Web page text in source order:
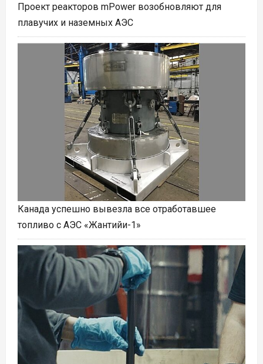
Проект реакторов mPower возобновляют для
плавучих и наземных АЭС
Канада успешно вывезла все отработавшее
топливо с АЭС «Жантийи-1»